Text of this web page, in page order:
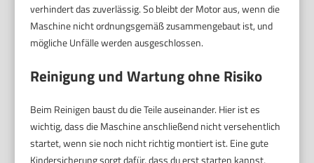
verhindert das zuverlässig. So bleibt der Motor aus, wenn die
Maschine nicht ordnungsgemäß zusammengebaut ist, und
mögliche Unfälle werden ausgeschlossen.
Reinigung und Wartung ohne Risiko
Beim Reinigen baust du die Teile auseinander. Hier ist es
wichtig, dass die Maschine anschließend nicht versehentlich
startet, wenn sie noch nicht richtig montiert ist. Eine gute
Kindersicherung sorgt dafür, dass du erst starten kannst,